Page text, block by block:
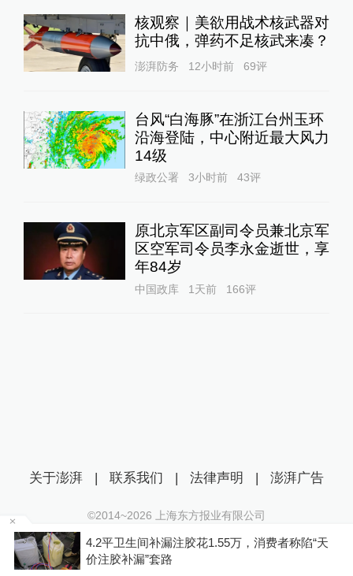
核观察｜美欲用战术核武器对
抗中俄，弹药不足核武来凑？
澎湃防务 12小时前 69评
台风“白海豚”在浙江台州玉环
沿海登陆，中心附近最大风力
14级
绿政公署 3小时前 43评
原北京军区副司令员兼北京军
区空军司令员李永金逝世，享
年84岁
中国政库 1天前 166评
与特朗普关联的美石油公司拟在格陵兰岛钻探，
岛政府强烈警告
关于澎湃 | 联系我们 | 法律声明 | 澎湃广告
©2014~2026 上海东方报业有限公司
沪ICP证：沪B2-20170116 | 沪ICP备14003370号
互联网新闻信息服务许可证：31120170006